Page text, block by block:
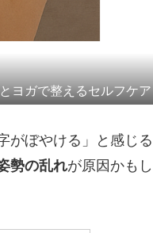
ヨガで整えるセルフケア
がぼやける」と感じる
勢の乱れが原因かもし